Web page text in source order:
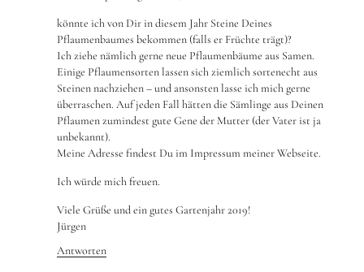
könnte ich von Dir in diesem Jahr Steine Deines
Pflaumenbaumes bekommen (falls er Früchte trägt)?
Ich ziehe nämlich gerne neue Pflaumenbäume aus Samen.
Einige Pflaumensorten lassen sich ziemlich sortenecht aus
Steinen nachziehen – und ansonsten lasse ich mich gerne
überraschen. Auf jeden Fall hätten die Sämlinge aus Deinen
Pflaumen zumindest gute Gene der Mutter (der Vater ist ja
unbekannt).
Meine Adresse findest Du im Impressum meiner Webseite.
Ich würde mich freuen.
Viele Grüße und ein gutes Gartenjahr 2019!
Jürgen
Antworten